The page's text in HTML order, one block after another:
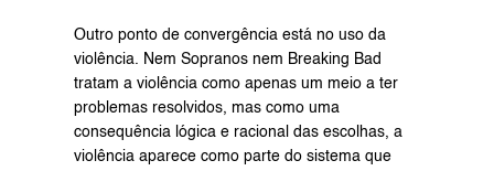
Outro ponto de convergência está no uso da
violência. Nem Sopranos nem Breaking Bad
tratam a violência como apenas um meio a ter
problemas resolvidos, mas como uma
consequência lógica e racional das escolhas, a
violência aparece como parte do sistema que